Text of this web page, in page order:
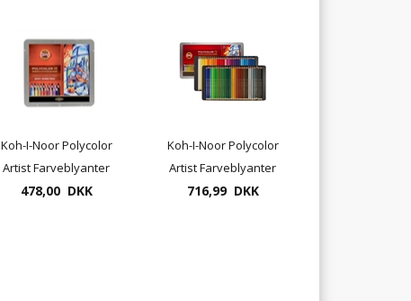
Koh-I-Noor Polycolor
Artist Farveblyanter
48 pr. æske
478,00 DKK
Koh-I-Noor Polycolor
Artist Farveblyanter
72 pr. æske
716,99 DKK